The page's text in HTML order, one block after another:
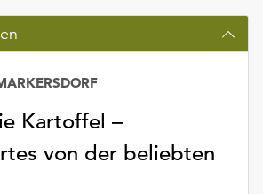
Kartoffel –
von der beliebten